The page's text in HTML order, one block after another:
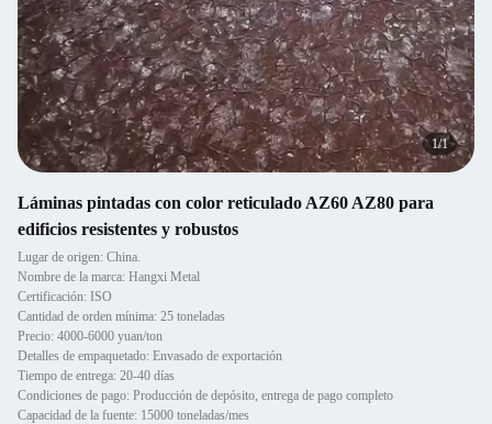
1/1
Láminas pintadas con color reticulado AZ60 AZ80 para
edificios resistentes y robustos
Lugar de origen: China.
Nombre de la marca: Hangxi Metal
Certificación: ISO
Cantidad de orden mínima: 25 toneladas
Precio: 4000-6000 yuan/ton
Detalles de empaquetado: Envasado de exportación
Tiempo de entrega: 20-40 días
Condiciones de pago: Producción de depósito, entrega de pago completo
Capacidad de la fuente: 15000 toneladas/mes